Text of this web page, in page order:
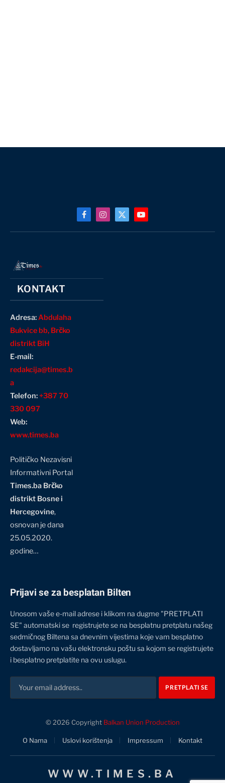
FacebookInstagram
X
(Twitter)
YouTube
KONTAKT
Adresa:Abdulaha
Bukvice bb, Brčko
distrikt BiH
E-mail:
redakcija@times.b
a
Telefon:+387 70
330 097
Web:
www.times.ba
Političko Nezavisni
Informativni Portal
Times.ba Brčko
distrikt Bosne i
Hercegovine,
osnovan je dana
25.05.2020.
godine…
Prijavi se za besplatan Bilten
Unosom vaše e-mail adrese i klikom na dugme "PRETPLATI
SE" automatski se registrujete se na besplatnu pretplatu našeg
sedmičnog Biltena sa dnevnim vijestima koje vam besplatno
dostavljamo na vašu elektronsku poštu sa kojom se registrujete
i besplatno pretplatite na ovu uslugu.
© 2026 Copyright Balkan Union Production
O Nama Uslovi korištenja Impressum Kontakt
WWW.TIMES.BA